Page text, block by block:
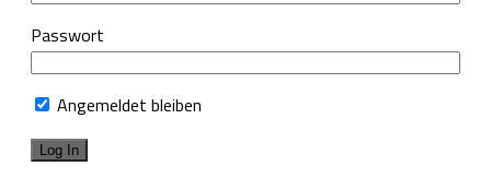
Passwort
Angemeldet bleiben